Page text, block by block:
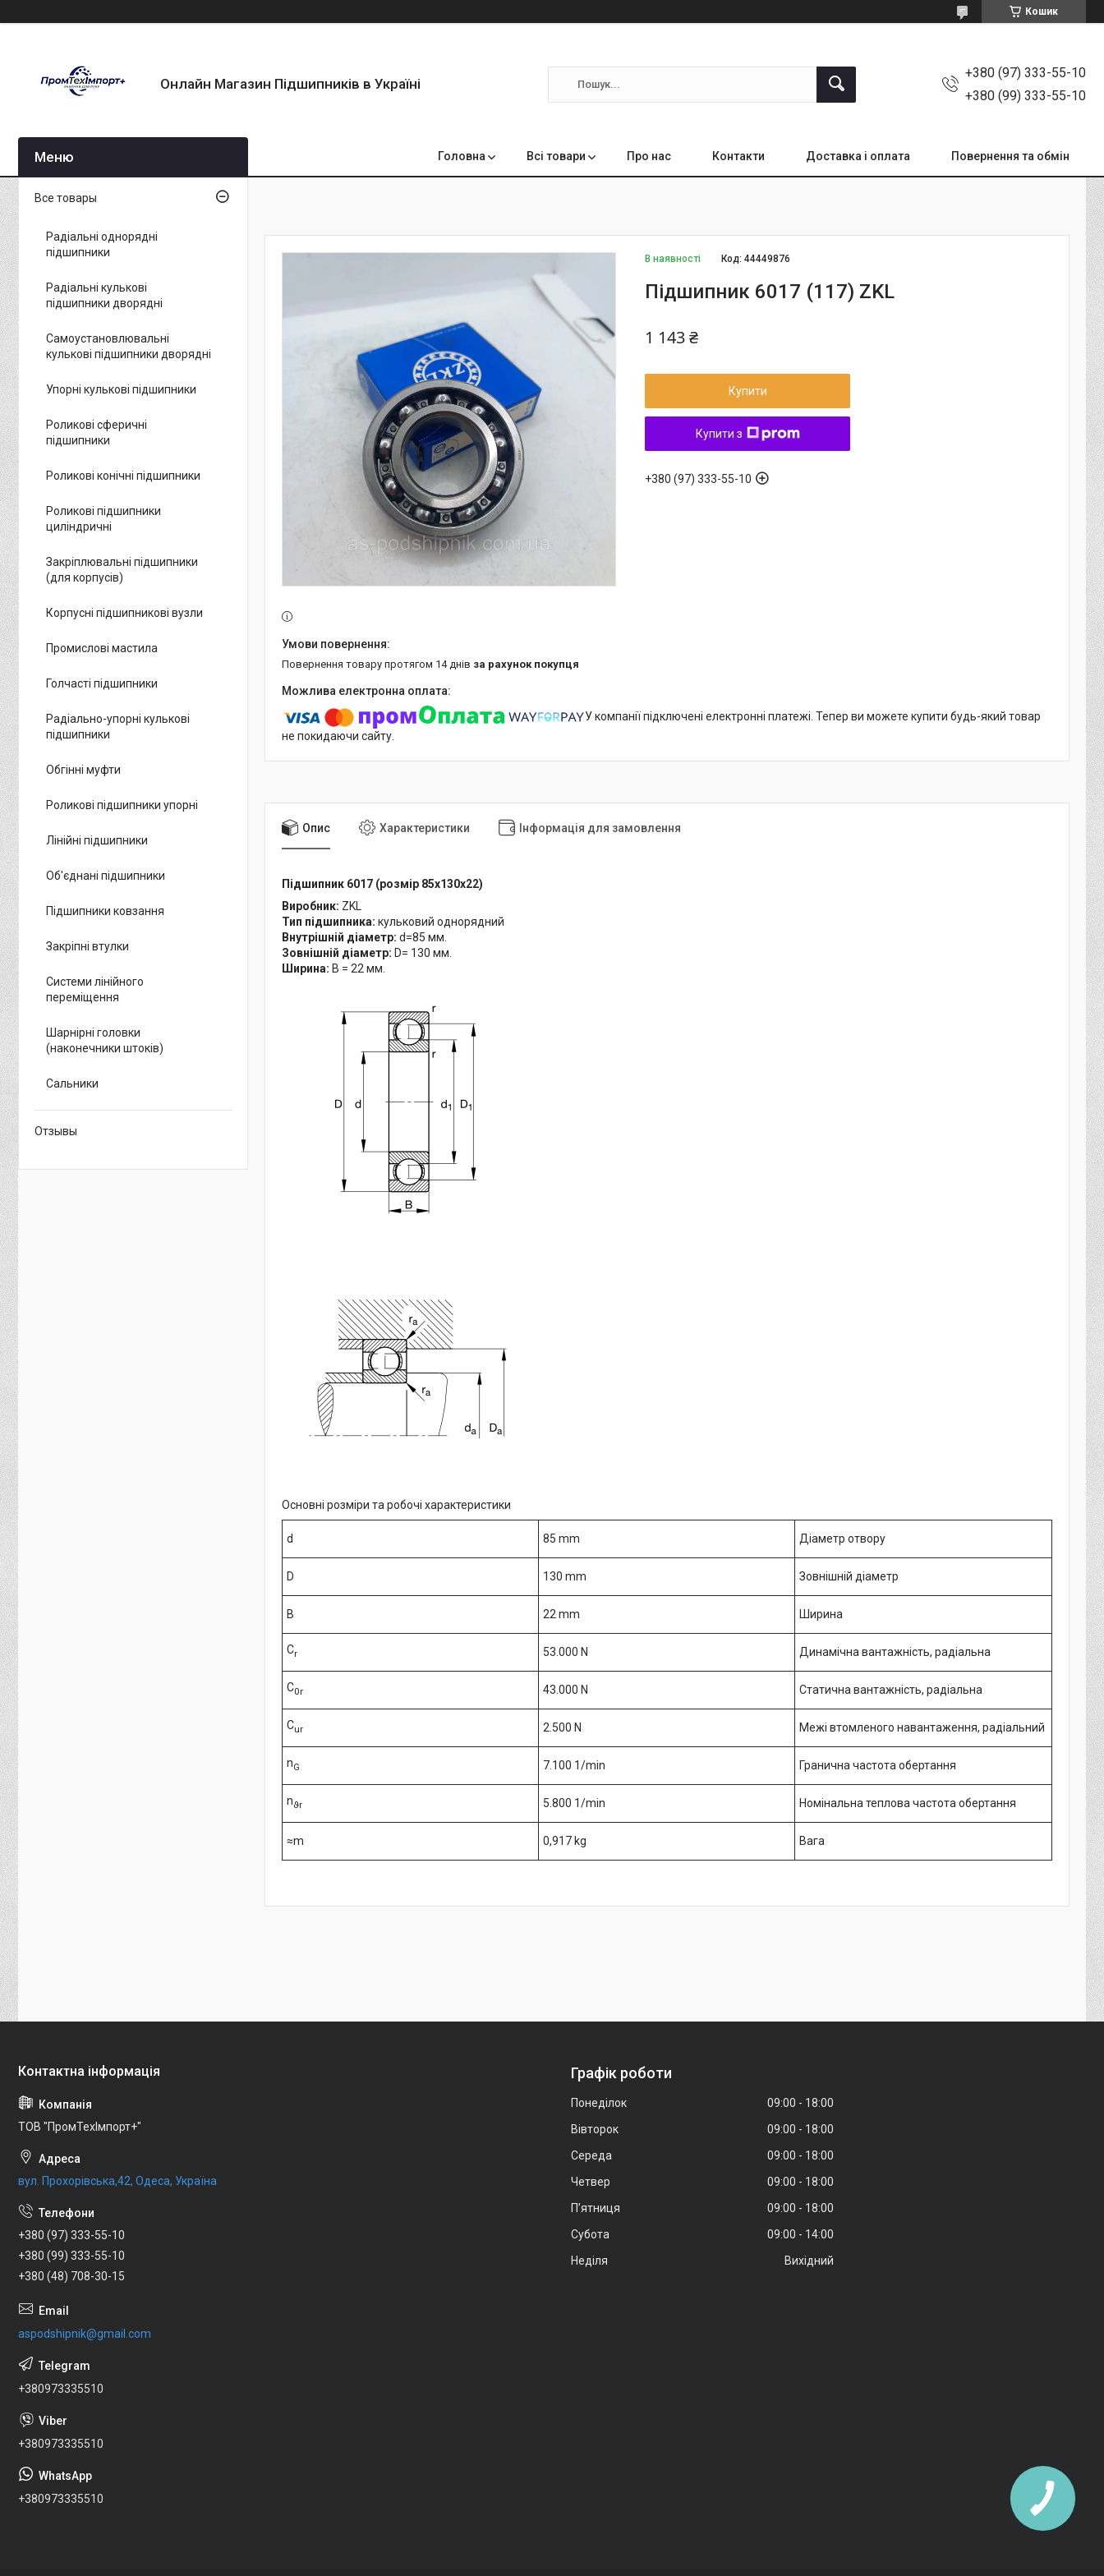
Кошик
Онлайн Магазин Підшипників в Україні
+380 (97) 333-55-10
+380 (99) 333-55-10
Головна Всі товари Про нас Контакти Доставка і оплата Повернення та обмін
В наявності Код:44449876
Підшипник 6017 (117) ZKL
1 143 ₴
Купити
Купити з
+380 (97) 333-55-10
повернення товару протягом 14 днів за рахунок покупця
У компанії підключені електронні платежі. Тепер ви можете купити будь-який товар
не покидаючи сайту.
Опис Характеристики Інформація для замовлення
Підшипник 6017 (розмір 85x130x22)
Виробник: ZKL
Тип підшипника: кульковий однорядний
Внутрішній діаметр: d=85 мм.
Зовнішній діаметр: D= 130 мм.
Ширина: B = 22 мм.
Основні розміри та робочі характеристики
d 85 mm Діаметр отвору
D 130 mm Зовнішній діаметр
B 22 mm Ширина
Cr 53.000 N Динамічна вантажність, радіальна
C0r 43.000 N Статична вантажність, радіальна
Cur 2.500 N Межі втомленого навантаження, радіальний
nG 7.100 1/min Гранична частота обертання
nϑr 5.800 1/min Номінальна теплова частота обертання
≈m 0,917 kg Вага
Все товары
Радіальні однорядні
підшипники
Радіальні кулькові
підшипники дворядні
Самоустановлювальні
кулькові підшипники дворядні
Упорні кулькові підшипники
Роликові сферичні
підшипники
Роликові конічні підшипники
Роликові підшипники
циліндричні
Закріплювальні підшипники
(для корпусів)
Корпусні підшипникові вузли
Промислові мастила
Голчасті підшипники
Радіально-упорні кулькові
підшипники
Обгінні муфти
Роликові підшипники упорні
Лінійні підшипники
Об'єднані підшипники
Підшипники ковзання
Закріпні втулки
Системи лінійного
переміщення
Шарнірні головки
(наконечники штоків)
Сальники
Отзывы
ТОВ "ПромТехІмпорт+"
вул. Прохорівська,42, Одеса, Україна
+380 (97) 333-55-10
+380 (99) 333-55-10
+380 (48) 708-30-15
aspodshipnik@gmail.com
+380973335510
+380973335510
+380973335510
Графік роботи
Понеділок 09:00
18:00
Вівторок
09:00
18:00
Середа
09:00
18:00
Четвер
09:00
18:00
Пʼятниця
09:00
18:00
Субота
09:00
14:00
Неділя
Вихідний